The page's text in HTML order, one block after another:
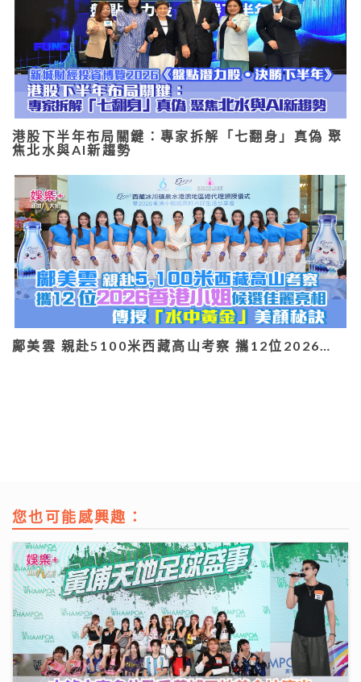
港股下半年布局關鍵：專家拆解「七翻身」真偽 聚
焦北水與AI新趨勢
鄺美雲 親赴5100米西藏高山考察 攜12位2026…
您也可能感興趣：